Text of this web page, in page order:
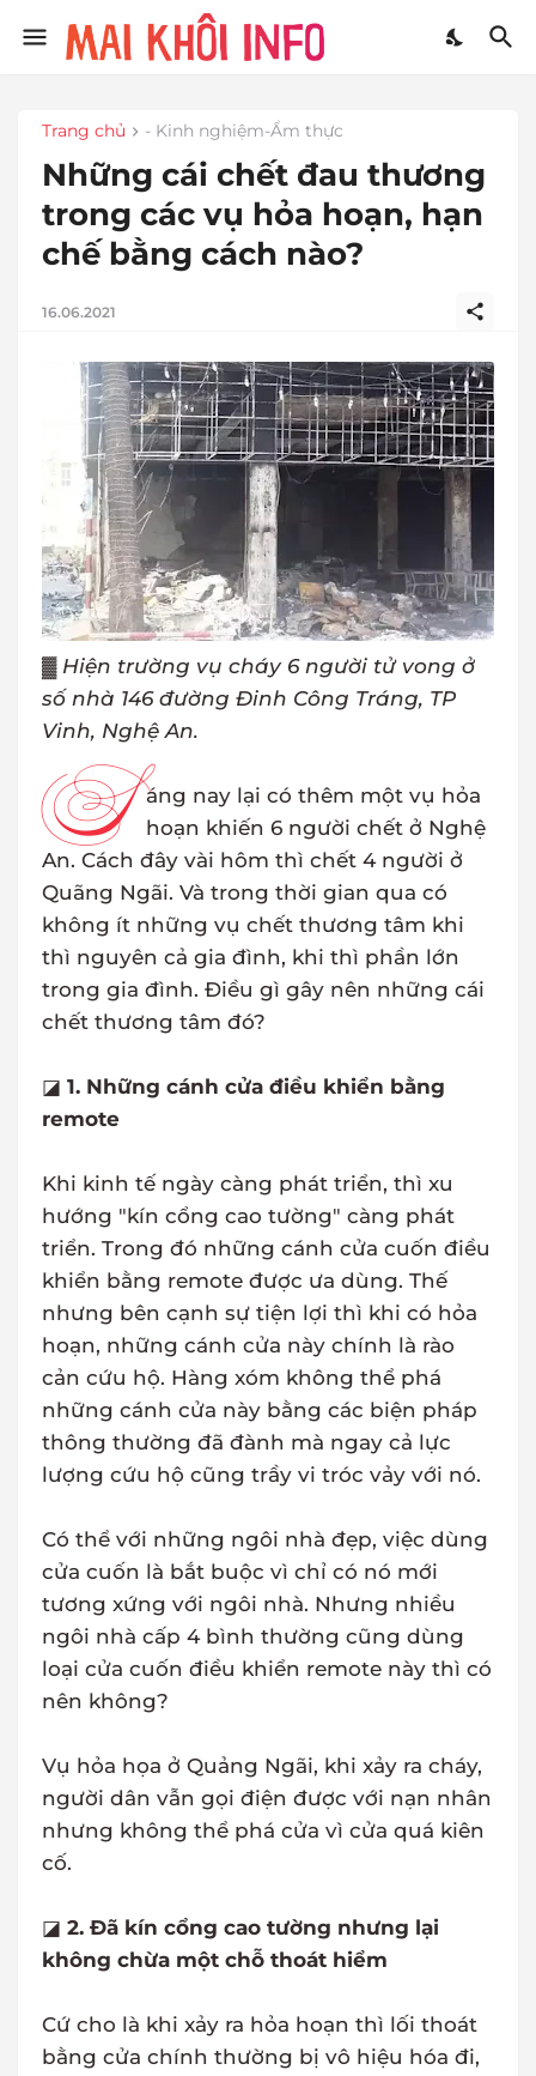
Trang chủ - Kinh nghiệm-Ẩm thực
Những cái chết đau thương
trong các vụ hỏa hoạn, hạn
chế bằng cách nào?
16.06.2021
▓ Hiện trường vụ cháy 6 người tử vong ở
số nhà 146 đường Đinh Công Tráng, TP
Vinh, Nghệ An.
S áng nay lại có thêm một vụ hỏa
hoạn khiến 6 người chết ở Nghệ
An. Cách đây vài hôm thì chết 4 người ở
Quãng Ngãi. Và trong thời gian qua có
không ít những vụ chết thương tâm khi
thì nguyên cả gia đình, khi thì phần lớn
trong gia đình. Điều gì gây nên những cái
chết thương tâm đó?
◪ 1. Những cánh cửa điều khiển bằng
remote
Khi kinh tế ngày càng phát triển, thì xu
hướng "kín cổng cao tường" càng phát
triển. Trong đó những cánh cửa cuốn điều
khiển bằng remote được ưa dùng. Thế
nhưng bên cạnh sự tiện lợi thì khi có hỏa
hoạn, những cánh cửa này chính là rào
cản cứu hộ. Hàng xóm không thể phá
những cánh cửa này bằng các biện pháp
thông thường đã đành mà ngay cả lực
lượng cứu hộ cũng trầy vi tróc vảy với nó.
Có thể với những ngôi nhà đẹp, việc dùng
cửa cuốn là bắt buộc vì chỉ có nó mới
tương xứng với ngôi nhà. Nhưng nhiều
ngôi nhà cấp 4 bình thường cũng dùng
loại cửa cuốn điều khiển remote này thì có
nên không?
Vụ hỏa họa ở Quảng Ngãi, khi xảy ra cháy,
người dân vẫn gọi điện được với nạn nhân
nhưng không thể phá cửa vì cửa quá kiên
cố.
◪ 2. Đã kín cổng cao tường nhưng lại
không chừa một chỗ thoát hiểm
Cứ cho là khi xảy ra hỏa hoạn thì lối thoát
bằng cửa chính thường bị vô hiệu hóa đi,